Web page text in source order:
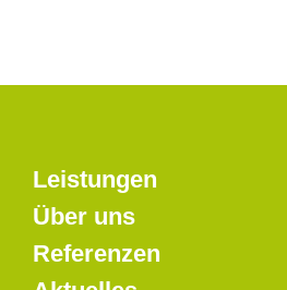
Leistungen
Über uns
Referenzen